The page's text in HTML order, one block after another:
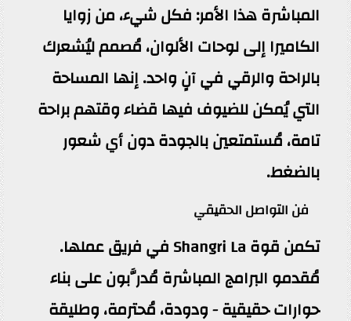
المباشرة هذا الأمر: فكل شيء، من زوايا
الكاميرا إلى لوحات الألوان، مُصمم ليُشعرك
بالراحة والرقي في آنٍ واحد. إنها المساحة
التي يُمكن للضيوف فيها قضاء وقتهم براحة
تامة، مُستمتعين بالجودة دون أي شعور
بالضغط.
فن التواصل الحقيقي
تكمن قوة Shangri La في فريق عملها.
مُقدمو البرامج المباشرة مُدرَّبون على بناء
حوارات حقيقية - ودودة، مُحترمة، وطليقة